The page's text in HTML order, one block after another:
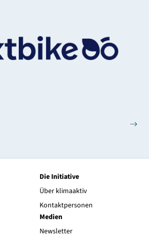
Die Initiative
Über klimaaktiv
Kontaktpersonen
Medien
Newsletter